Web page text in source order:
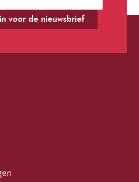
voor de nieuwsbrief